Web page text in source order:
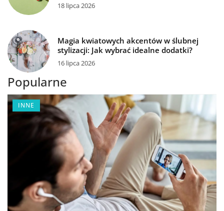
18 lipca 2026
Magia kwiatowych akcentów w ślubnej
stylizacji: Jak wybrać idealne dodatki?
16 lipca 2026
Popularne
INNE